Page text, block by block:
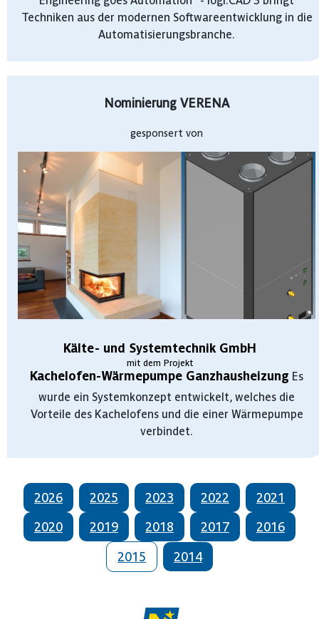
Techniken aus der modernen Softwareentwicklung in die
Automatisierungsbranche.
Nominierung VERENA
gesponsert von
Kälte- und Systemtechnik GmbH
mit dem Projekt
Kachelofen-Wärmepumpe Ganzhausheizung Es
wurde ein Systemkonzept entwickelt, welches die
Vorteile des Kachelofens und die einer Wärmepumpe
verbindet.
2026 2025 2023 2022
2021
2020
2019 2018 2017
2016
2015
2014